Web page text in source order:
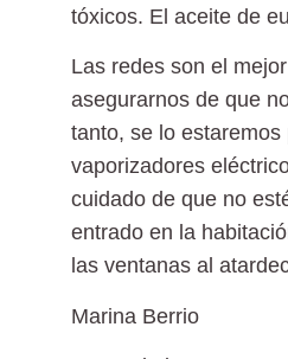
tóxicos. El aceite de
Las redes son el
asegurarnos de que
tanto, se lo
vaporizadores
cuidado de que no
entrado en la
las ventanas al
Marina Berrio